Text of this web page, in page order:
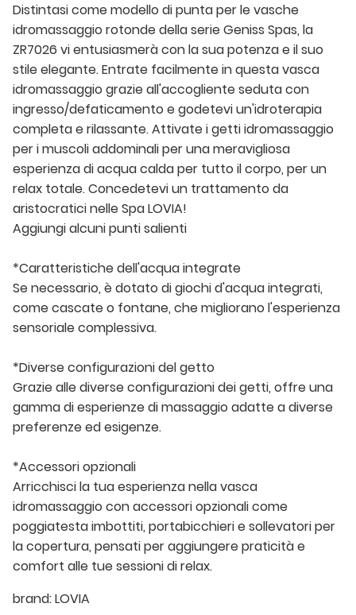
Distintasi come modello di punta per le vasche
idromassaggio rotonde della serie Geniss Spas, la
ZR7026 vi entusiasmerà con la sua potenza e il suo
stile elegante. Entrate facilmente in questa vasca
idromassaggio grazie all'accogliente seduta con
ingresso/defaticamento e godetevi un'idroterapia
completa e rilassante. Attivate i getti idromassaggio
per i muscoli addominali per una meravigliosa
esperienza di acqua calda per tutto il corpo, per un
relax totale. Concedetevi un trattamento da
aristocratici nelle Spa LOVIA!
Aggiungi alcuni punti salienti
*Caratteristiche dell'acqua integrate
Se necessario, è dotato di giochi d'acqua integrati,
come cascate o fontane, che migliorano l'esperienza
sensoriale complessiva.
*Diverse configurazioni del getto
Grazie alle diverse configurazioni dei getti, offre una
gamma di esperienze di massaggio adatte a diverse
preferenze ed esigenze.
*Accessori opzionali
Arricchisci la tua esperienza nella vasca
idromassaggio con accessori opzionali come
poggiatesta imbottiti, portabicchieri e sollevatori per
la copertura, pensati per aggiungere praticità e
comfort alle tue sessioni di relax.
brand:LOVIA